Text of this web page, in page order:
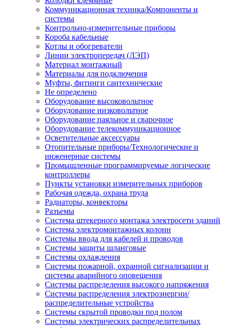
Коммуникационная техника/Компоненты и
системы
Контрольно-измерительные приборы
Короба кабельные
Котлы и обогреватели
Линии электропередач (ЛЭП)
Материал монтажный
Материалы для подключения
Муфты, фитинги сантехнические
Не определено
Оборудование высоковольтное
Оборудование низковольтное
Оборудование паяльное и сварочное
Оборудование телекоммуникационное
Осветительные аксессуары
Отопительные приборы/Технологические и
инженерные системы
Промышленные программируемые логические
контроллеры
Пункты установки измерительных приборов
Рабочая одежда, охрана труда
Радиаторы, конвекторы
Разъемы
Система штекерного монтажа электросети зданий
Система электромонтажных колонн
Системы ввода для кабелей и проводов
Системы защиты шланговые
Системы охлаждения
Системы пожарной, охранной сигнализации и
системы аварийного оповещения
Системы распределения высокого напряжения
Системы распределения электроэнергии/
распределительные устройства
Системы скрытой проводки под полом
Системы электрических распределительных